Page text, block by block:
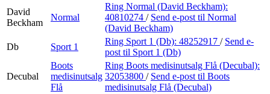
David
Beckham
Normal
Ring Normal (David Beckham):
40810274 / Send e-post til Normal
(David Beckham)
Db
Sport 1
Ring Sport 1 (Db): 48252917 / Send e-
post til Sport 1 (Db)
Decubal
Boots
medisinutsalg
Flå
Ring Boots medisinutsalg Flå (Decubal):
32053800 / Send e-post til Boots
medisinutsalg Flå (Decubal)